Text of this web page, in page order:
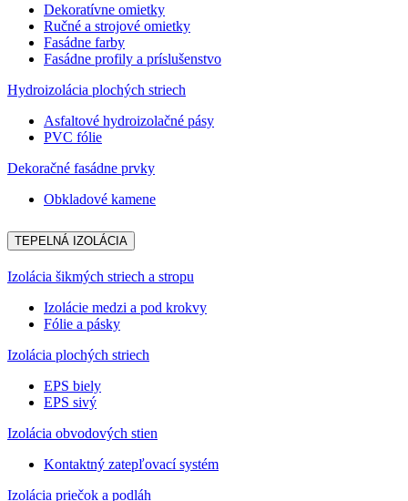
Dekoratívne omietky
Ručné a strojové omietky
Fasádne farby
Fasádne profily a príslušenstvo
Hydroizolácia plochých striech
Asfaltové hydroizolačné pásy
PVC fólie
Dekoračné fasádne prvky
Obkladové kamene
TEPELNÁ IZOLÁCIA
Izolácia šikmých striech a stropu
Izolácie medzi a pod krokvy
Fólie a pásky
Izolácia plochých striech
EPS biely
EPS sivý
Izolácia obvodových stien
Kontaktný zatepľovací systém
Izolácia priečok a podláh